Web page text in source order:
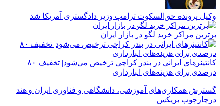
وکیل پرونده حق‌السکوت ترامپ وزیر دادگستری آمریکا شد
برترین مراکز خرید لگو در بازار ایران
کانتینرهای ایرانی در بندر کراچی ترخیص می‌شود| تخفیف ۸۰
درصدی برای هزینه‌های انبارداری
گسترش همکاری‌های آموزشی، دانشگاهی و فناوری ایران و هند
درچارچوب بریکس